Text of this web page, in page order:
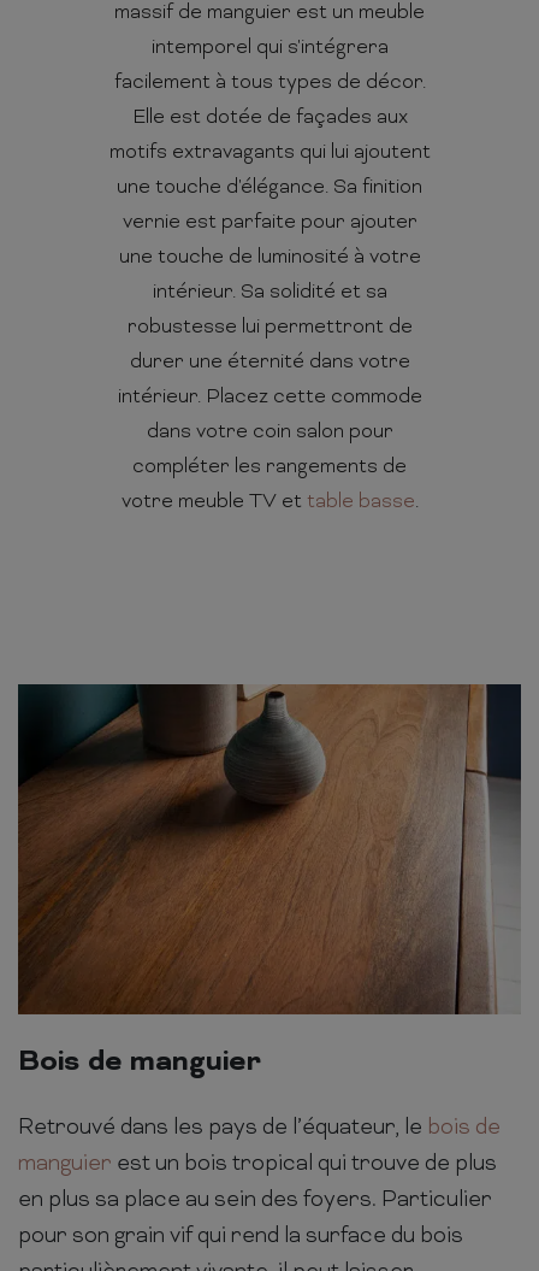
massif de manguier est un meuble
intemporel qui s'intégrera
facilement à tous types de décor.
Elle est dotée de façades aux
motifs extravagants qui lui ajoutent
une touche d'élégance. Sa finition
vernie est parfaite pour ajouter
une touche de luminosité à votre
intérieur. Sa solidité et sa
robustesse lui permettront de
durer une éternité dans votre
intérieur. Placez cette commode
dans votre coin salon pour
compléter les rangements de
votre meuble TV et table basse.
Bois de manguier
Retrouvé dans les pays de l’équateur, le bois de
manguier est un bois tropical qui trouve de plus
en plus sa place au sein des foyers. Particulier
pour son grain vif qui rend la surface du bois